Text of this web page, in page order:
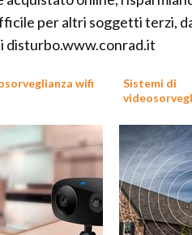
per altri soggetti terzi,
disturbo.www.conrad.it
wifi
Sistemi di